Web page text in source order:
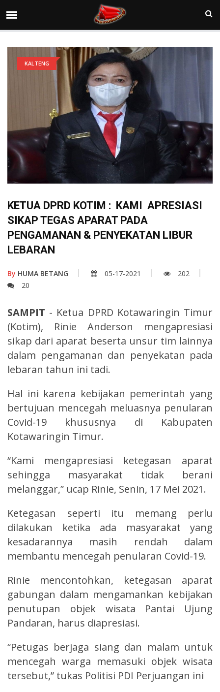
KALTENG
KETUA DPRD KOTIM : KAMI APRESIASI
SIKAP TEGAS APARAT PADA
PENGAMANAN & PENYEKATAN LIBUR
LEBARAN
By HUMA BETANG 05-17-2021
202
20
SAMPIT - Ketua DPRD Kotawaringin Timur
(Kotim), Rinie Anderson mengapresiasi
sikap dari aparat beserta unsur tim lainnya
dalam pengamanan dan penyekatan pada
lebaran tahun ini tadi.
Hal ini karena kebijakan pemerintah yang
bertujuan mencegah meluasnya penularan
Covid-19 khususnya di Kabupaten
Kotawaringin Timur.
“Kami mengapresiasi ketegasan aparat
sehingga masyarakat tidak berani
melanggar,” ucap Rinie, Senin, 17 Mei 2021.
Ketegasan seperti itu memang perlu
dilakukan ketika ada masyarakat yang
kesadarannya masih rendah dalam
membantu mencegah penularan Covid-19.
Rinie mencontohkan, ketegasan aparat
gabungan dalam mengamankan kebijakan
penutupan objek wisata Pantai Ujung
Pandaran, harus diapresiasi.
“Petugas berjaga siang dan malam untuk
mencegah warga memasuki objek wisata
tersebut,” tukas Politisi PDI Perjuangan ini